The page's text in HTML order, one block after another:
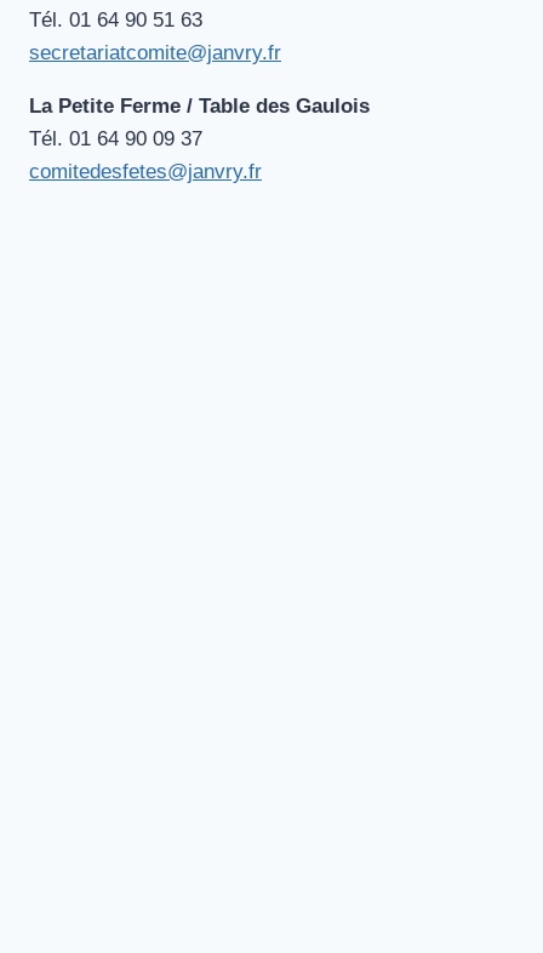
Tél. ‭01 64 90 51 63‬
secretariatcomite@janvry.fr
La Petite Ferme / Table des Gaulois
Tél. 01 64 90 09‬‬‬ 37
comitedesfetes@janvry.fr